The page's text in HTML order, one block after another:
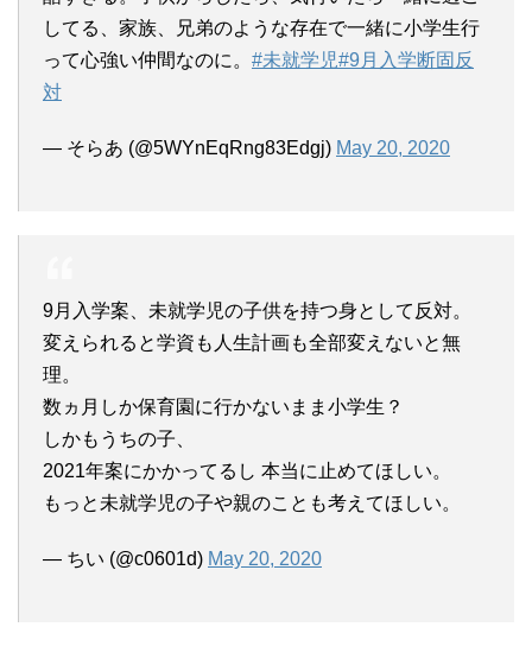
してる、家族、兄弟のような存在で一緒に小学生行
って心強い仲間なのに。 #未就学児#9月入学断固反
対
— そらあ (@5WYnEqRng83Edgj) May 20, 2020
9月入学案、未就学児の子供を持つ身として反対。
変えられると学資も人生計画も全部変えないと無
理。
数ヵ月しか保育園に行かないまま小学生？
しかもうちの子、
2021年案にかかってるし 本当に止めてほしい。
もっと未就学児の子や親のことも考えてほしい。
— ちい (@c0601d) May 20, 2020